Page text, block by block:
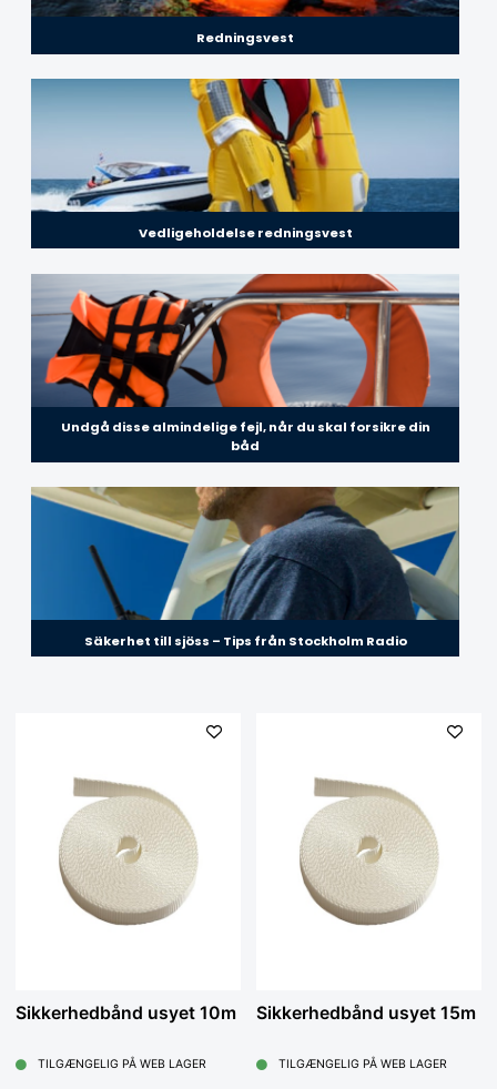
Redningsvest
Vedligeholdelse redningsvest
Undgå disse almindelige fejl, når du skal forsikre din
båd
Säkerhet till sjöss – Tips från Stockholm Radio
Sikkerhedbånd usyet 10m
TILGÆNGELIG PÅ WEB LAGER
Sikkerhedbånd usyet 15m
TILGÆNGELIG PÅ WEB LAGER